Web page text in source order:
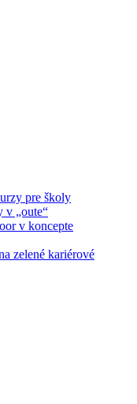
pre školy
v „oute“
v koncepte
zelené kariérové